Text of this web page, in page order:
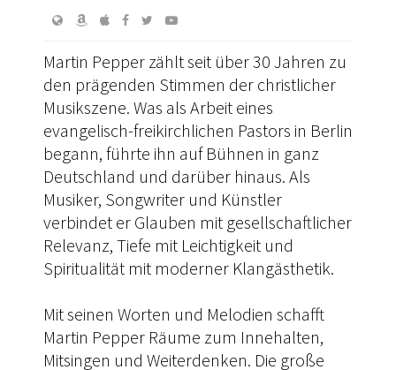
Martin Pepper zählt seit über 30 Jahren zu
den prägenden Stimmen der christlicher
Musikszene. Was als Arbeit eines
evangelisch-freikirchlichen Pastors in Berlin
begann, führte ihn auf Bühnen in ganz
Deutschland und darüber hinaus. Als
Musiker, Songwriter und Künstler
verbindet er Glauben mit gesellschaftlicher
Relevanz, Tiefe mit Leichtigkeit und
Spiritualität mit moderner Klangästhetik.
Mit seinen Worten und Melodien schafft
Martin Pepper Räume zum Innehalten,
Mitsingen und Weiterdenken. Die große